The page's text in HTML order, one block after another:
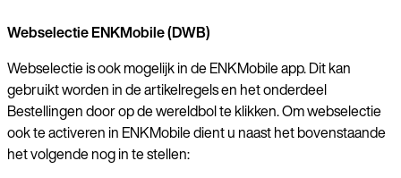
Webselectie ENKMobile (DWB)
Webselectie is ook mogelijk in de ENKMobile app. Dit kan
gebruikt worden in de artikelregels en het onderdeel
Bestellingen door op de wereldbol te klikken. Om webselectie
ook te activeren in ENKMobile dient u naast het bovenstaande
het volgende nog in te stellen: